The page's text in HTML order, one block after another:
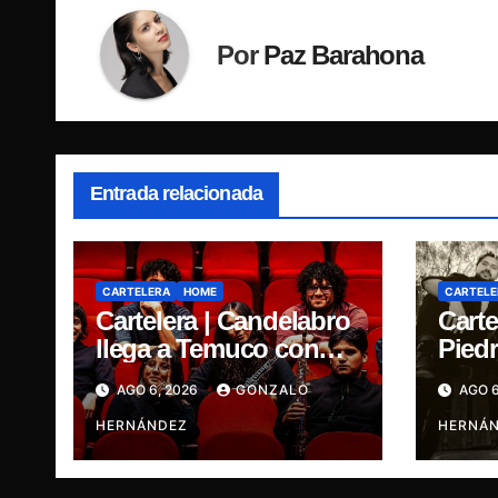
PorPaz Barahona
Entrada relacionada
CARTELERA HOME
Cartelera | Candelabro
llega a Temuco con
una noche cargada de
indie
AGO 6, 2026 GONZALO
HERNÁNDEZ
René
AGO